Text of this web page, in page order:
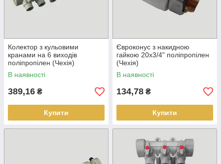
Колектор з кульовими
кранами на 6 виходів
поліпропілен (Чехія)
В наявності
389,16 ₴
Купити
Євроконус з накидною
гайкою 20х3/4" поліпропілен
(Чехія)
В наявності
134,78 ₴
Купити